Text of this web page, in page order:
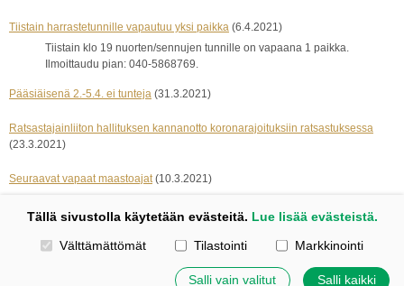
Tiistain harrastetunnille vapautuu yksi paikka (6.4.2021)
Tiistain klo 19 nuorten/sennujen tunnille on vapaana 1 paikka.
Ilmoittaudu pian: 040-5868769.
Pääsiäisenä 2.-5.4. ei tunteja (31.3.2021)
Ratsastajainliiton hallituksen kannanotto koronarajoituksiin ratsastuksessa
(23.3.2021)
Seuraavat vapaat maastoajat (10.3.2021)
« edelliset 5 seuraavat 5 »
Evästeet
Tällä sivustolla käytetään evästeitä. Lue lisää evästeistä.
Valitse käytettävät evästeet
Välttämättömät Tilastointi Markkinointi
Salli vain valitut Salli kaikki